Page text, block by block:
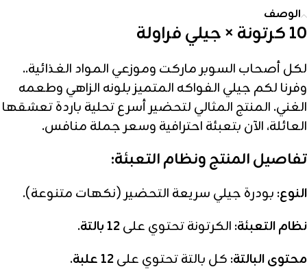
الوصف
10 كرتونة × جيلي فراولة
لكل أصحاب السوبر ماركت وموزعي المواد الغذائية..
وفرنا لكم جيلي الفواكه المتميز بلونه الزاهي وطعمه
الغني. المنتج المثالي لتحضير أسرع تحلية باردة تعشقها
العائلة، الآن بتعبئة احترافية وسعر جملة منافس.
تفاصيل المنتج ونظام التعبئة:
النوع: بودرة جيلي سريعة التحضير (نكهات متنوعة).
نظام التعبئة: الكرتونة تحتوي على12 بالتة
.
محتوى البالتة: كل بالتة تحتوي على12 علبة
.